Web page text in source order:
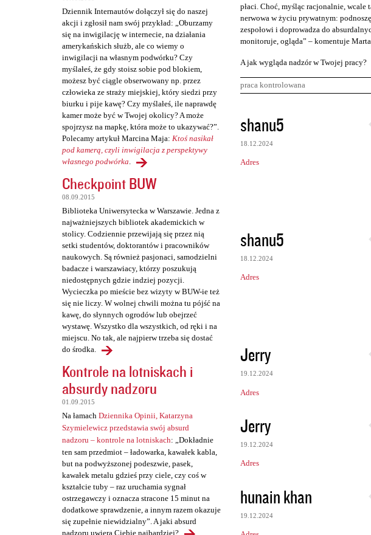
Dziennik Internautów dołączył się do naszej
akcji i zgłosił nam swój przykład: „Oburzamy
się na inwigilację w internecie, na działania
amerykańskich służb, ale co wiemy o
inwigilacji na własnym podwórku? Czy
myślałeś, że gdy stoisz sobie pod blokiem,
możesz być ciągle obserwowany np. przez
człowieka ze straży miejskiej, który siedzi przy
biurku i pije kawę? Czy myślałeś, ile naprawdę
kamer może być w Twojej okolicy? A może
spojrzysz na mapkę, która może to ukazywać?”.
Polecamy artykuł Marcina Maja: Ktoś nasikał
pod kamerą, czyli inwigilacja z perspektywy
własnego podwórka.
Checkpoint BUW
08.09.2015
Biblioteka Uniwersytecka w Warszawie. Jedna z
najważniejszych bibliotek akademickich w
stolicy. Codziennie przewijają się przez nią
setki studentów, doktorantów i pracowników
naukowych. Są również pasjonaci, samodzielni
badacze i warszawiacy, którzy poszukują
niedostępnych gdzie indziej pozycji.
Wycieczka po mieście bez wizyty w BUW-ie też
się nie liczy. W wolnej chwili można tu pójść na
kawę, do słynnych ogrodów lub obejrzeć
wystawę. Wszystko dla wszystkich, od ręki i na
miejscu. No tak, ale najpierw trzeba się dostać
do środka.
Kontrole na lotniskach i
absurdy nadzoru
01.09.2015
Na łamach Dziennika Opinii, Katarzyna
Szymielewicz przedstawia swój absurd
nadzoru – kontrole na lotniskach: „Dokładnie
ten sam przedmiot – ładowarka, kawałek kabla,
but na podwyższonej podeszwie, pasek,
kawałek metalu gdzieś przy ciele, czy coś w
kształcie tuby – raz uruchamia sygnał
ostrzegawczy i oznacza stracone 15 minut na
dodatkowe sprawdzenie, a innym razem okazuje
się zupełnie niewidzialny”. A jaki absurd
nadzoru uwiera Ciebie najbardziej?
płaci. Choć, myśląc racjonalnie, wcale
nerwowa w życiu prywatnym:
zespołowi i doprowadza do
monitoruje, ogląda” – komentuje
A jak wygląda nadzór w Twojej pracy?
praca kontrolowana
K
o
m
e
r
z
e
shanu5
18.12.2024
Adres
shanu5
18.12.2024
Adres
Jerry
19.12.2024
Adres
Jerry
19.12.2024
Adres
hunain khan
19.12.2024